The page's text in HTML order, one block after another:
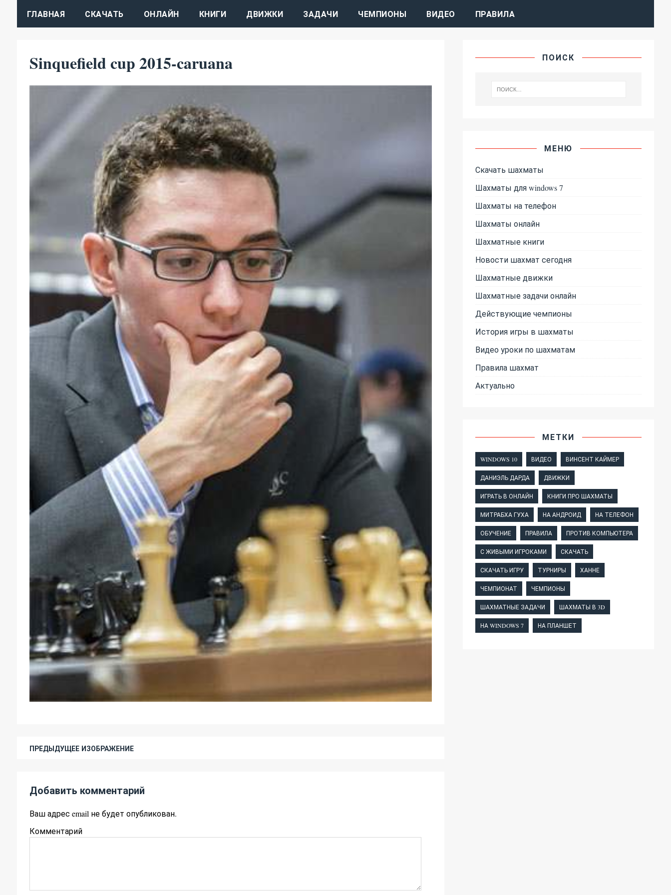
ГЛАВНАЯ СКАЧАТЬ ОНЛАЙН КНИГИ ДВИЖКИ ЗАДАЧИ ЧЕМПИОНЫ ВИДЕО ПРАВИЛА
Sinquefield cup 2015-caruana
ПРЕДЫДУЩЕЕ ИЗОБРАЖЕНИЕ
Добавить комментарий
Ваш адрес email не будет опубликован.
Комментарий
ПОИСК
МЕНЮ
Скачать шахматы
Шахматы для windows 7
Шахматы на телефон
Шахматы онлайн
Шахматные книги
Новости шахмат сегодня
Шахматные движки
Шахматные задачи онлайн
Действующие чемпионы
История игры в шахматы
Видео уроки по шахматам
Правила шахмат
Актуально
МЕТКИ
WINDOWS 10 ВИДЕО ВИНСЕНТ КАЙМЕР
ДАНИЭЛЬ ДАРДА ДВИЖКИ
ИГРАТЬ В ОНЛАЙН КНИГИ ПРО ШАХМАТЫ
МИТРАБХА ГУХА НА АНДРОИД НА ТЕЛЕФОН
ОБУЧЕНИЕ ПРАВИЛА ПРОТИВ КОМПЬЮТЕРА
С ЖИВЫМИ ИГРОКАМИ СКАЧАТЬ
СКАЧАТЬ ИГРУ ТУРНИРЫ ХАННЕ
ЧЕМПИОНАТ ЧЕМПИОНЫ
ШАХМАТНЫЕ ЗАДАЧИ ШАХМАТЫ В 3D
НА WINDOWS 7 НА ПЛАНШЕТ